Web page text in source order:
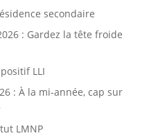
secondaire
: Gardez la tête froide
LLI
: À la mi-année, cap sur
LMNP